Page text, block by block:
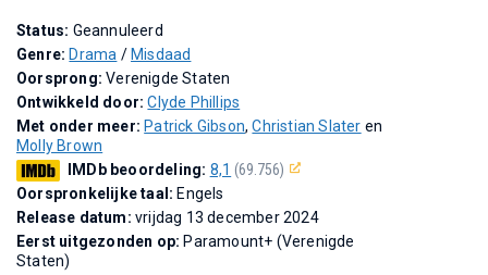
Status: Geannuleerd
Genre: Drama / Misdaad
Oorsprong:Verenigde Staten
Ontwikkeld door:Clyde Phillips
Met onder meer: Patrick Gibson,Christian Slater en
Molly Brown
IMDb beoordeling: 8,1 (69.756)
Oorspronkelijke taal: Engels
Release datum: vrijdag 13 december 2024
Eerst uitgezonden op: Paramount+ (Verenigde
Staten)